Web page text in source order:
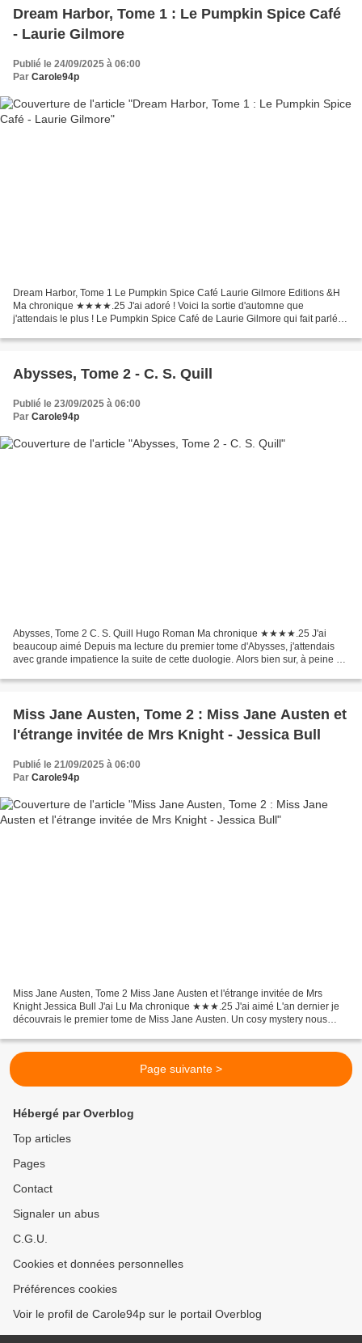
Dream Harbor, Tome 1 : Le Pumpkin Spice Café
- Laurie Gilmore
Publié le 24/09/2025 à 06:00
Par Carole94p
Dream Harbor, Tome 1 Le Pumpkin Spice Café Laurie Gilmore Editions &H
Ma chronique ★★★★.25 J'ai adoré ! Voici la sortie d'automne que
j'attendais le plus ! Le Pumpkin Spice Café de Laurie Gilmore qui fait parlé
Abysses, Tome 2 - C. S. Quill
Publié le 23/09/2025 à 06:00
Par Carole94p
Abysses, Tome 2 C. S. Quill Hugo Roman Ma chronique ★★★★.25 J'ai
beaucoup aimé Depuis ma lecture du premier tome d'Abysses, j'attendais
avec grande impatience la suite de cette duologie. Alors bien sur, à peine a
Miss Jane Austen, Tome 2 : Miss Jane Austen et
l'étrange invitée de Mrs Knight - Jessica Bull
Publié le 21/09/2025 à 06:00
Par Carole94p
Miss Jane Austen, Tome 2 Miss Jane Austen et l'étrange invitée de Mrs
Knight Jessica Bull J'ai Lu Ma chronique ★★★.25 J'ai aimé L'an dernier je
découvrais le premier tome de Miss Jane Austen. Un cosy mystery nous
Page suivante >
Hébergé par Overblog
Top articles
Pages
Contact
Signaler un abus
C.G.U.
Cookies et données personnelles
Préférences cookies
Voir le profil de Carole94p sur le portail Overblog